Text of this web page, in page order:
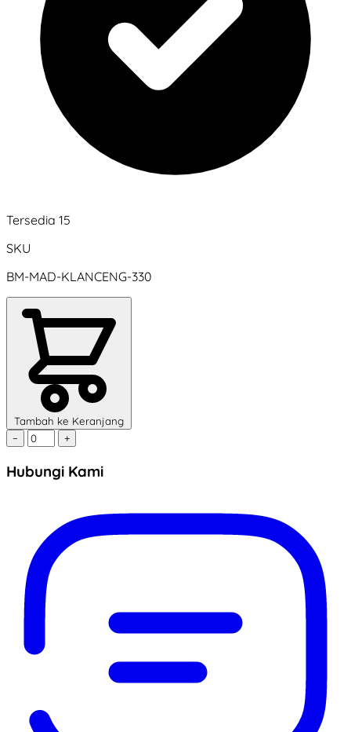
Tersedia 15
SKU
BM-MAD-KLANCENG-330
Tambah ke Keranjang
−
+
Hubungi Kami